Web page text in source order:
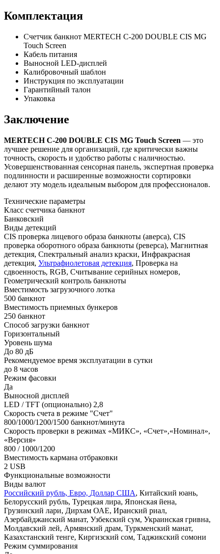
Комплектация
Счетчик банкнот MERTECH C-200 DOUBLE CIS MG
Touch Screen
Кабель питания
Выносной LED-дисплей
Калибровочный шаблон
Инструкция по эксплуатации
Гарантийный талон
Упаковка
Заключение
MERTECH C-200 DOUBLE CIS MG Touch Screen — это
лучшее решение для организаций, где критически важны
точность, скорость и удобство работы с наличностью.
Усовершенствованная сенсорная панель, экспертная проверка
подлинности и расширенные возможности сортировки
делают эту модель идеальным выбором для профессионалов.
Технические параметры
Класс счетчика банкнот
Банковский
Виды детекций
CIS проверка лицевого образа банкноты (аверса), CIS
проверка оборотного образа банкноты (реверса), Магнитная
детекция, Cпектральный анализ краски, Инфракрасная
детекция, Ультрафиолетовая детекция, Проверка на
сдвоенность, RGB, Считывание серийных номеров,
Геометрический контроль банкноты
Вместимость загрузочного лотка
500 банкнот
Вместимость приемных бункеров
250 банкнот
Способ загрузки банкнот
Горизонтальный
Уровень шума
До 80 дБ
Рекомендуемое время эксплуатации в сутки
до 8 часов
Режим фасовки
Да
Выносной дисплей
LED / TFT (опционально) 2,8
Скорость счета в режиме "Счет"
800/1000/1200/1500 банкнот/минута
Скорость проверки в режимах «МИКС», «Счет»,«Номинал»,
«Версия»
800 / 1000/1200
Вместимость кармана отбраковки
2 USB
Функциональные возможности
Виды валют
Российский рубль, Евро, Доллар США, Китайский юань,
Белорусский рубль, Турецкая лира, Японская йена,
Грузинский лари, Дирхам ОАЕ, Иранский риал,
Азербайджанский манат, Узбекский сум, Украинская гривна,
Молдавский лей, Армянский драм, Туркменский манат,
Казахстанский тенге, Киргизский сом, Таджикский сомони
Режим суммирования